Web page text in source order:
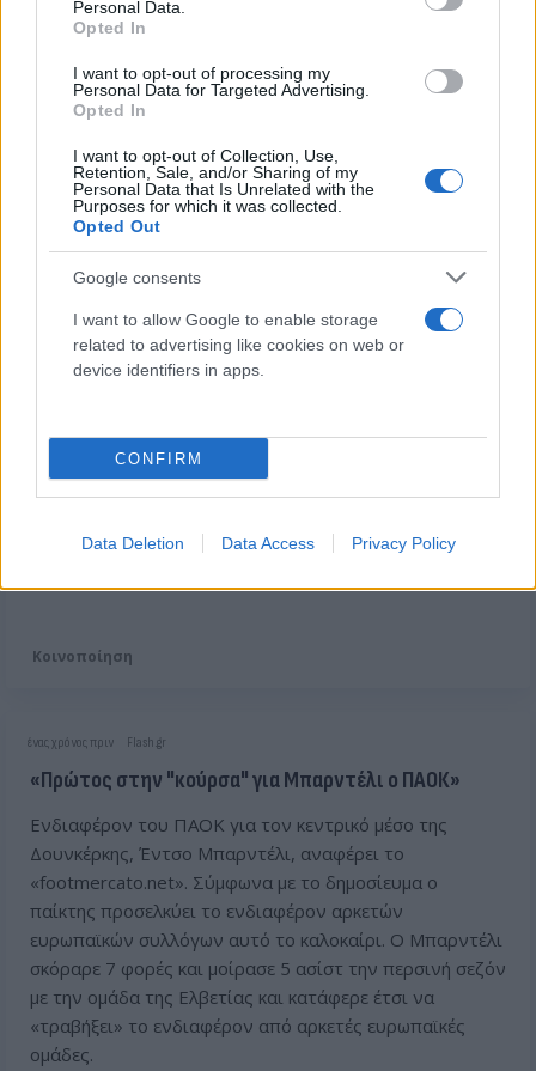
Personal Data.
Opted In
I want to opt-out of processing my
Personal Data for Targeted Advertising.
Opted In
I want to opt-out of Collection, Use,
Retention, Sale, and/or Sharing of my
Personal Data that Is Unrelated with the
Purposes for which it was collected.
Opted Out
Google consents
I want to allow Google to enable storage
related to advertising like cookies on web or
device identifiers in apps.
CONFIRM
Data Deletion Data Access Privacy Policy
ένας χρόνος πριν Flash.gr
Άμεσα συνδεδεμένο το θέμα με τον Ιωαννίδη
Μίλαν στον Χάρντερ της Σπόρτινγκ. Αν υπάρξει
συμφωνία μεταξύ των δύο συλλόγων, οι Πορτογάλοι
αναμένεται να κινηθούν για την απόκτηση του Ιωαννίδη
από τον Παναθηναϊκό.
🚨💰 With the Boniface deal off, AC Milan have informed
today that they can allocate a similar budget for Sporting
CP striker Conrad Harder.
Talks are underway over the formula, with the
Portuguese club open to a sale.
pic.twitter.com/6uUBVtfAdo
Κοινοποίηση
ένας χρόνος πριν Flash.gr
«Πρώτος στην "κούρσα" για Μπαρντέλι ο ΠΑΟΚ»
Ενδιαφέρον του ΠΑΟΚ για τον κεντρικό μέσο της
Δουνκέρκης, Έντσο Μπαρντέλι, αναφέρει το
«footmercato.net». Σύμφωνα με το δημοσίευμα ο
παίκτης προσελκύει το ενδιαφέρον αρκετών
ευρωπαϊκών συλλόγων αυτό το καλοκαίρι. Ο Μπαρντέλι
σκόραρε 7 φορές και μοίρασε 5 ασίστ την περσινή σεζόν
με την ομάδα της Ελβετίας και κατάφερε έτσι να
«τραβήξει» το ενδιαφέρον από αρκετές ευρωπαϊκές
ομάδες.